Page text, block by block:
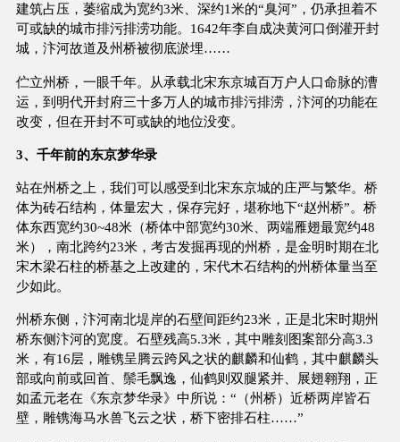
建筑占压，萎缩成为宽约3米、深约1米的“臭河”，仍承担着不
可或缺的城市排污排涝功能。1642年李自成决黄河口倒灌开封
城，汴河故道及州桥被彻底淤埋……
伫立州桥，一眼千年。从承载北宋东京城百万户人口命脉的漕
运，到明代开封府三十多万人的城市排污排涝，汴河的功能在
改变，但在开封不可或缺的地位没变。
3、千年前的东京梦华录
站在州桥之上，我们可以感受到北宋东京城的庄严与繁华。桥
体为砖石结构，体量宏大，保存完好，堪称地下“赵州桥”。桥
体东西宽约30~48米（桥体中部宽约30米、两端雁翅最宽约48
米），南北跨约23米，考古发掘再现的州桥，是金明时期在北
宋木梁石柱的桥基之上改建的，宋代木石结构的州桥体量当至
少如此。
州桥东侧，汴河南北堤岸的石壁间距约23米，正是北宋时期州
桥东侧汴河的宽度。石壁残高5.3米，其中雕刻图案部分高3.3
米，有16层，雕镌呈腾云跨风之状的麒麟和仙鹤，其中麒麟头
部或向前或回首、鬃毛飘逸，仙鹤则双腿紧并、展翅翱翔，正
如孟元老在《东京梦华录》中所说：“（州桥）近桥两岸皆石
壁，雕镌海马水兽飞云之状，桥下密排石柱……”